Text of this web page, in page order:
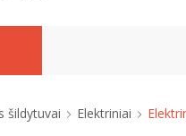
šildytuvai Elektriniai